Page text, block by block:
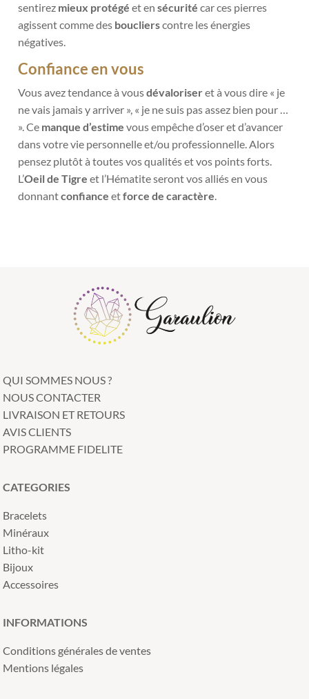
sentirez mieux protégé et ensécurité car ces pierres
agissent comme des bouclierscontre les énergies
négatives.
Confiance en vous
Vous avez tendance à vousdévaloriseret à vous dire « je
ne vais jamais y arriver », « je ne suis pasassez bien pour …
». Ce manque d’estime vous empêche d’oser et d’avancer
dans votre vie personnelle et/ou professionnelle. Alors
pensez plutôt à toutes vos qualités et vos points forts.
L’Oeil de Tigre et l’Hématite seront vos alliés en vous
donnantconfiance etforce de caractère.
QUI SOMMES NOUS ?
NOUS CONTACTER
LIVRAISON ET RETOURS
AVIS CLIENTS
PROGRAMME FIDELITE
CATEGORIES
Bracelets
Minéraux
Litho-kit
Bijoux
Accessoires
INFORMATIONS
Conditions générales de ventes
Mentions légales